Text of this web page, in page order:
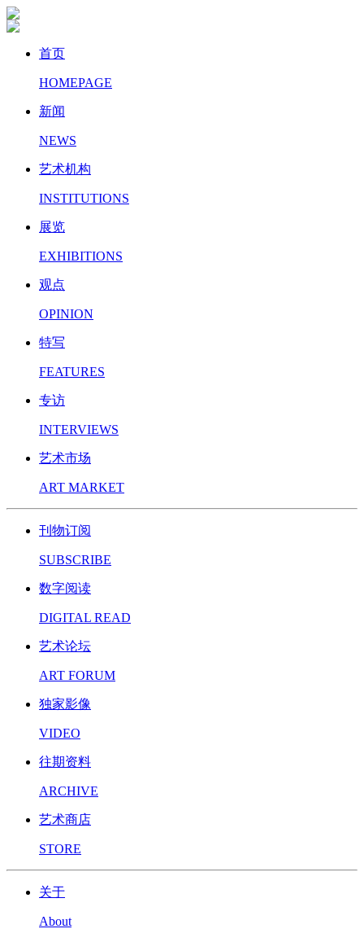
首页
HOMEPAGE
新闻
NEWS
艺术机构
INSTITUTIONS
展览
EXHIBITIONS
观点
OPINION
特写
FEATURES
专访
INTERVIEWS
艺术市场
ART MARKET
刊物订阅
SUBSCRIBE
数字阅读
DIGITAL READ
艺术论坛
ART FORUM
独家影像
VIDEO
往期资料
ARCHIVE
艺术商店
STORE
关于
About